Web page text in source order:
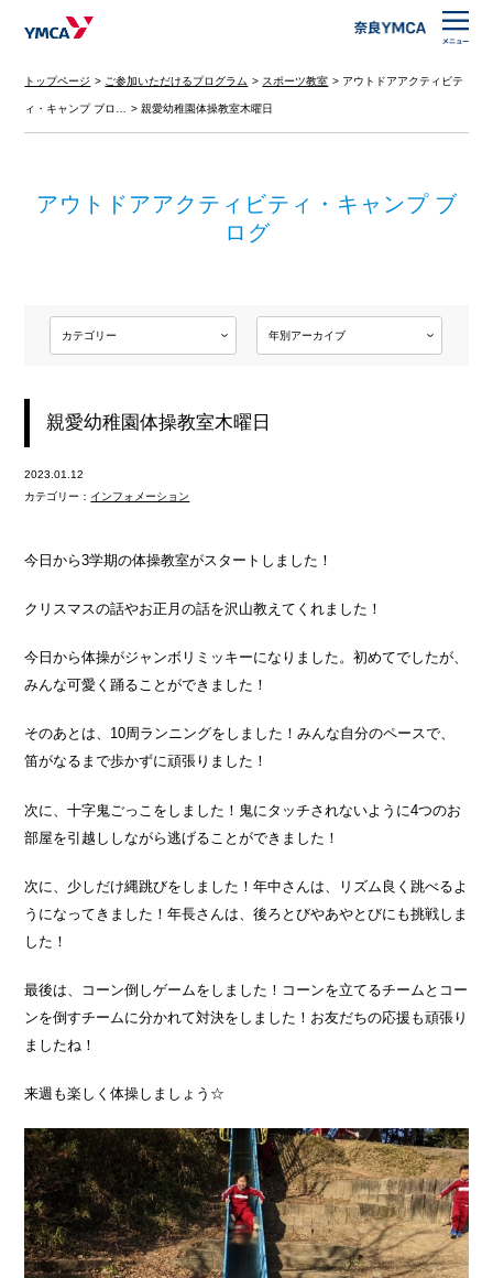
トップページ ご参加いただけるプログラム スポーツ教室 アウトドアアクティビテ
ィ・キャンプ ブロ… 親愛幼稚園体操教室木曜日
アウトドアアクティビティ・キャンプ ブ
ログ
親愛幼稚園体操教室木曜日
2023.01.12
カテゴリー： インフォメーション
今日から3学期の体操教室がスタートしました！
クリスマスの話やお正月の話を沢山教えてくれました！
今日から体操がジャンボリミッキーになりました。初めてでしたが、
みんな可愛く踊ることができました！
そのあとは、10周ランニングをしました！みんな自分のペースで、
笛がなるまで歩かずに頑張りました！
次に、十字鬼ごっこをしました！鬼にタッチされないように4つのお
部屋を引越ししながら逃げることができました！
次に、少しだけ縄跳びをしました！年中さんは、リズム良く跳べるよ
うになってきました！年長さんは、後ろとびやあやとびにも挑戦しま
した！
最後は、コーン倒しゲームをしました！コーンを立てるチームとコー
ンを倒すチームに分かれて対決をしました！お友だちの応援も頑張り
ましたね！
来週も楽しく体操しましょう☆